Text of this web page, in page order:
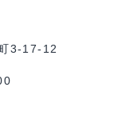
3-17-12